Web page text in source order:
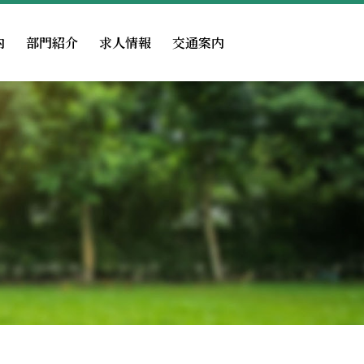
広報物
掲示事項
部門紹介
医事課
求人情報 交通案内